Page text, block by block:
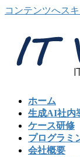
コンテンツへス
ホーム
生成AI社内
ケース研修
プログラミ
会社概要